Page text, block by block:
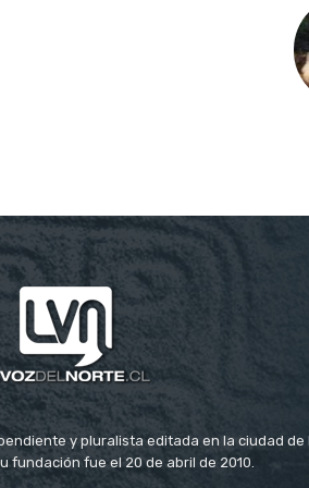
y pluralista editada en la ciudad de
fundación fue el 20 de abril de 2010.